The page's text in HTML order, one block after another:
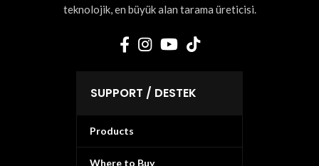
teknolojik, en büyük alan tarama üreticisi.
SUPPORT / DESTEK
Products
Where to Buy